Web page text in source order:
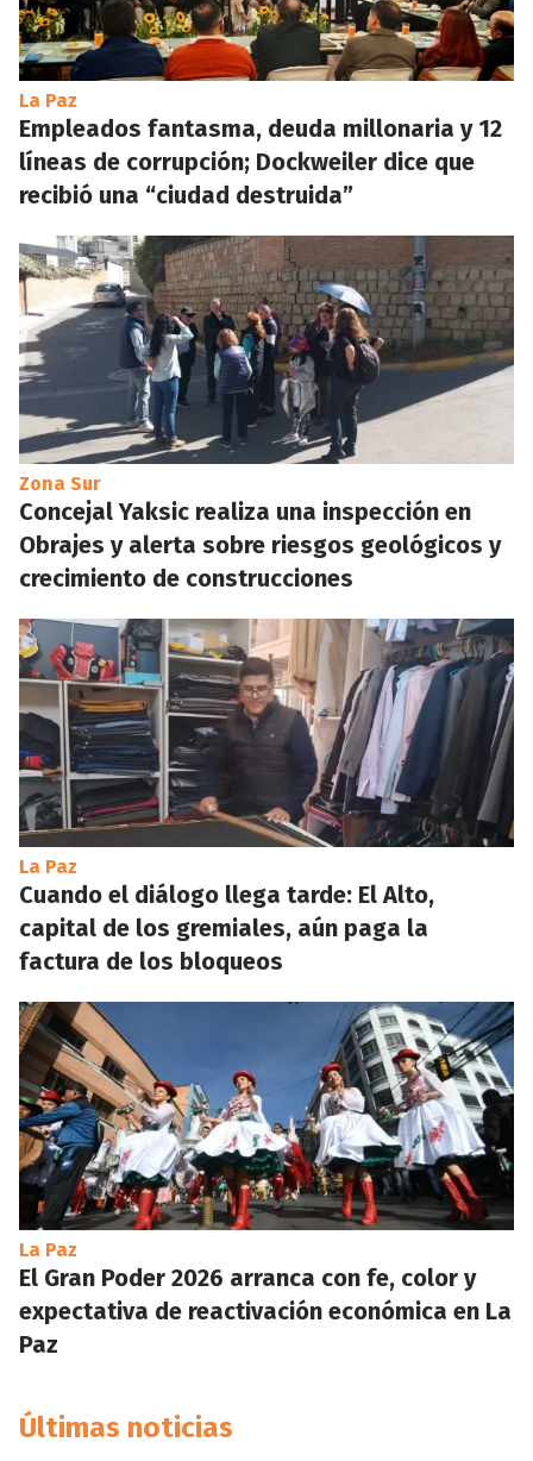
La Paz
Empleados fantasma, deuda millonaria y 12
líneas de corrupción; Dockweiler dice que
recibió una “ciudad destruida”
Zona Sur
Concejal Yaksic realiza una inspección en
Obrajes y alerta sobre riesgos geológicos y
crecimiento de construcciones
La Paz
Cuando el diálogo llega tarde: El Alto,
capital de los gremiales, aún paga la
factura de los bloqueos
La Paz
El Gran Poder 2026 arranca con fe, color y
expectativa de reactivación económica en La
Paz
Últimas noticias